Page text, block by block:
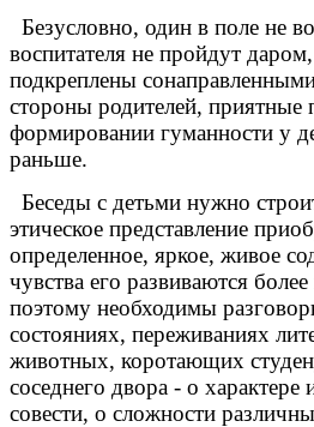
Безусловно, один в поле не
воспитателя не пройдут
подкреплены
стороны родителей, приятные
формировании гуманности у
раньше.
Беседы с детьми нужно
этическое представление
определенное, яркое, живое
чувства его развиваются
поэтому необходимы
состояниях, переживаниях
животных, коротающих
соседнего двора - о характере
совести, о сложности